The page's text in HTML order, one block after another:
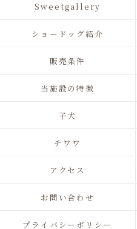
Sweetgallery
ショードッグ紹介
販売条件
当施設の特徴
子犬
チワワ
アクセス
お問い合わせ
プライバシーポリシー